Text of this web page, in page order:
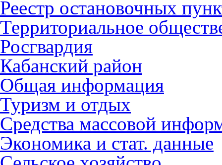
Реестр остановочных
Территориальное
Росгвардия
Кабанский район
Общая информация
Туризм и отдых
Средства массовой
Экономика и стат. данные